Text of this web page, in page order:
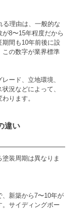
る理由は、一般的な
8〜15年程度だから
間も10年前後に設
この数字が業界標準
ード、立地環境、
況などによって、
ります。
違い
装周期は異なりま
新築から7〜10年が
サイディングボー